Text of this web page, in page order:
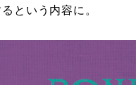
という内容に。